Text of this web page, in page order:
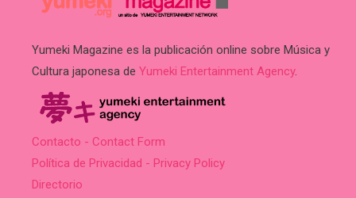
Yumeki Magazine es la publicación online sobre Música y
Cultura japonesa de Yumeki Entertainment Agency.
Contacto - Contact Form
Política de Privacidad - Privacy Policy
Directorio